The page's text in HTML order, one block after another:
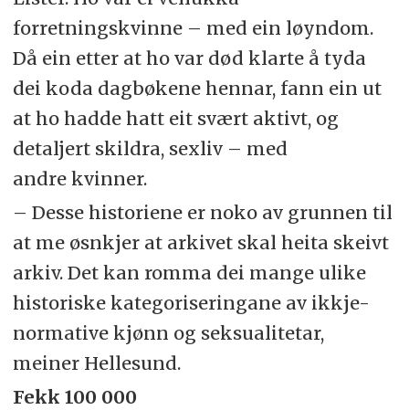
forretningskvinne – med ein løyndom.
Då ein etter at ho var død klarte å tyda
dei koda dagbøkene hennar, fann ein ut
at ho hadde hatt eit svært aktivt, og
detaljert skildra, sexliv – med
andre kvinner.
– Desse historiene er noko av grunnen til
at me øsnkjer at arkivet skal heita skeivt
arkiv. Det kan romma dei mange ulike
historiske kategoriseringane av ikkje-
normative kjønn og seksualitetar,
meiner Hellesund.
Fekk 100 000